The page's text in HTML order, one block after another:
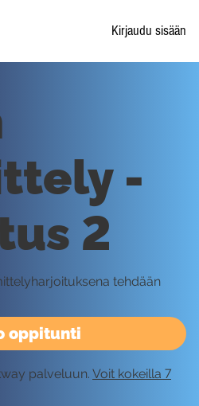
Kirjaudu sisään
oppitunti
-
2
tehdään
palveluun. Voit kokeilla 7